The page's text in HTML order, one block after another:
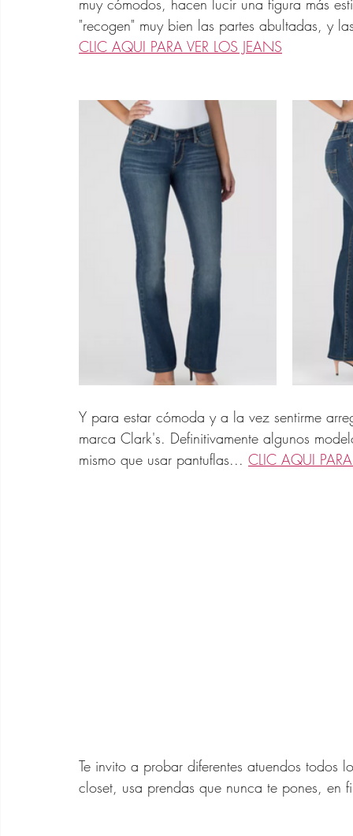
muy cómodos, hacen lucir una figura más
"recogen" muy bien las partes abultadas, y
CLIC AQUI PARA VER LOS JEANS
Y para estar cómoda y a la vez sentirme
marca Clark's. Definitivamente algunos
mismo que usar pantuflas... CLIC AQUI
Te invito a probar diferentes atuendos
closet, usa prendas que nunca te pones, en